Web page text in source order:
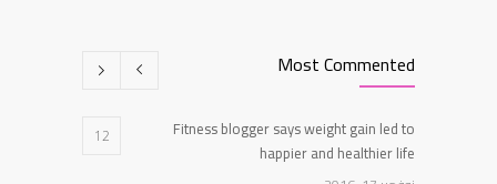
Most Commented
Fitness blogger says weight gain led to
happier and healthier life
12